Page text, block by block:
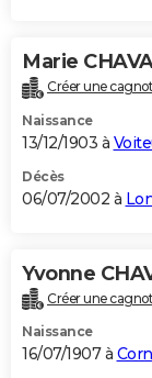
Marie
Créer une
Naissance
13/12/1903 à
Décès
06/07/2002 à
Yvonne
Créer une
Naissance
16/07/1907 à